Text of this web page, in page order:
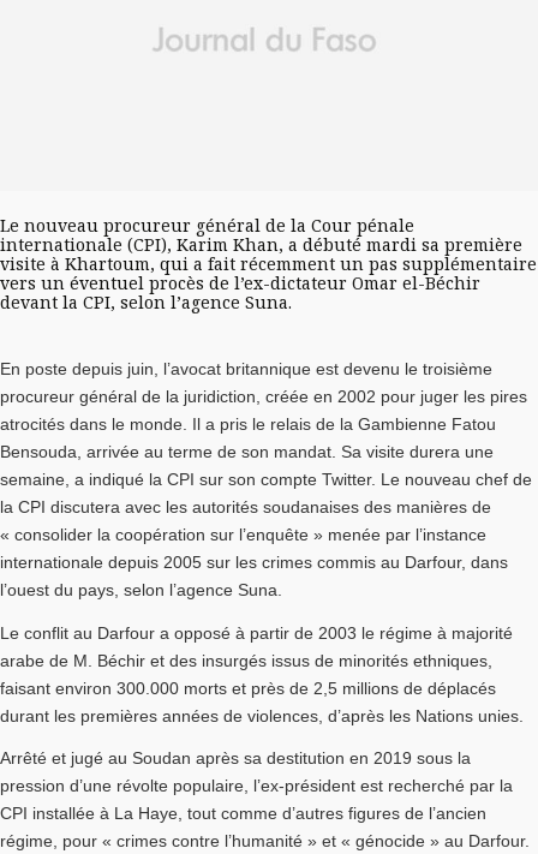
Le nouveau procureur général de la Cour pénale
internationale (CPI), Karim Khan, a débuté mardi sa première
visite à Khartoum, qui a fait récemment un pas supplémentaire
vers un éventuel procès de l’ex-dictateur Omar el-Béchir
devant la CPI, selon l’agence Suna.
En poste depuis juin, l’avocat britannique est devenu le troisième
procureur général de la juridiction, créée en 2002 pour juger les pires
atrocités dans le monde. Il a pris le relais de la Gambienne Fatou
Bensouda, arrivée au terme de son mandat. Sa visite durera une
semaine, a indiqué la CPI sur son compte Twitter. Le nouveau chef de
la CPI discutera avec les autorités soudanaises des manières de
« consolider la coopération sur l’enquête » menée par l’instance
internationale depuis 2005 sur les crimes commis au Darfour, dans
l’ouest du pays, selon l’agence Suna.
Le conflit au Darfour a opposé à partir de 2003 le régime à majorité
arabe de M. Béchir et des insurgés issus de minorités ethniques,
faisant environ 300.000 morts et près de 2,5 millions de déplacés
durant les premières années de violences, d’après les Nations unies.
Arrêté et jugé au Soudan après sa destitution en 2019 sous la
pression d’une révolte populaire, l’ex-président est recherché par la
CPI installée à La Haye, tout comme d’autres figures de l’ancien
régime, pour « crimes contre l’humanité » et « génocide » au Darfour.